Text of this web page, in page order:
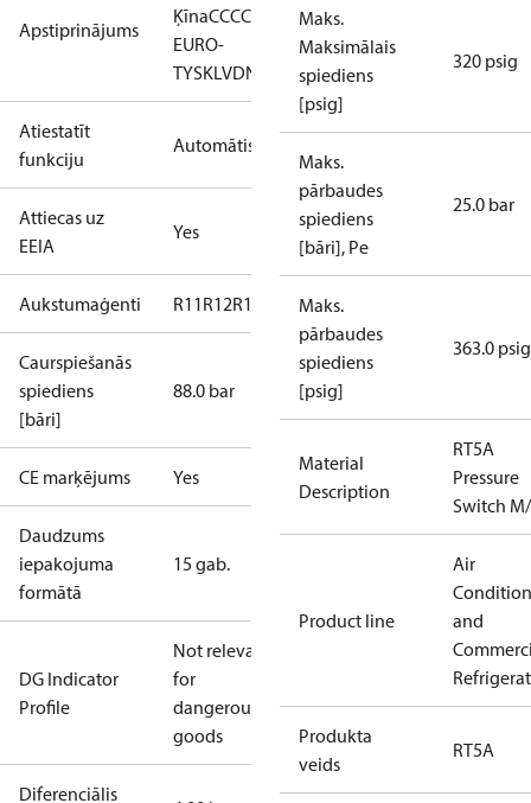
Apstiprinājums
ĶīnaCCCCE CMIMEACLLC CDC
EURO-
TYSKLVDNKK RMRSRoHSTYSK
Atiestatīt
funkciju
Automātiski
Attiecas uz
EEIA
Yes
Aukstumaģenti R11R12R123 R124R134a
Caurspiešanās
spiediens
[bāri]
88.0 bar
CE marķējums Yes
Daudzums
iepakojuma
formātā
15 gab.
DG Indicator
Profile
Not relevant
for
dangerous
goods
Diferenciālis
Maks.
Maksimālais
spiediens
[psig]
320 psig
Maks.
pārbaudes
spiediens
[bāri], Pe
25.0 bar
Maks.
pārbaudes
spiediens
[psig]
363.0 psig
Material
Description
RT5A
Pressure
Switch
Product line
Air
and
Produkta
veids
RT5A